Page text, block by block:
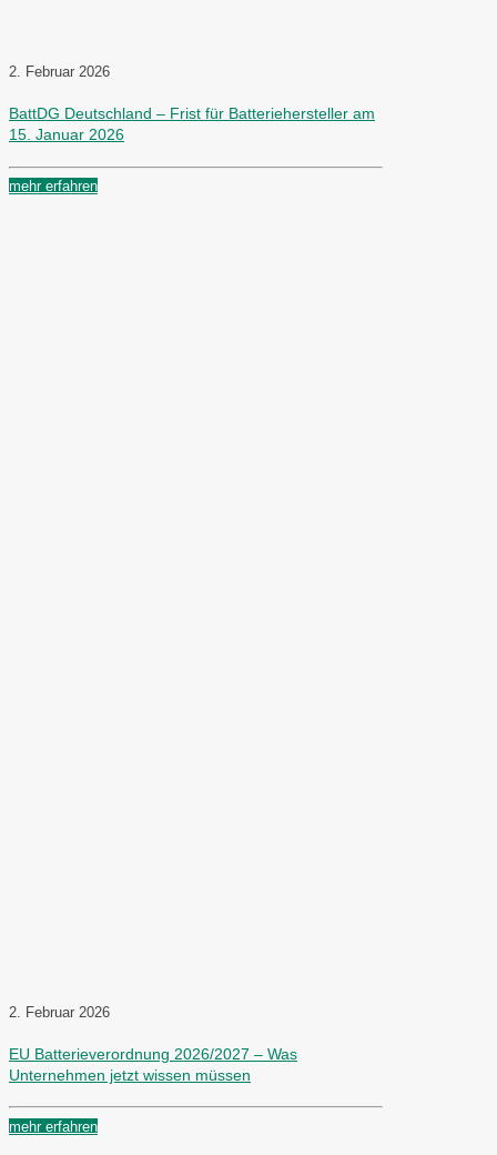
2. Februar 2026
BattDG Deutschland – Frist für Batteriehersteller am
15. Januar 2026
mehr erfahren
2. Februar 2026
EU Batterieverordnung 2026/2027 – Was
Unternehmen jetzt wissen müssen
mehr erfahren